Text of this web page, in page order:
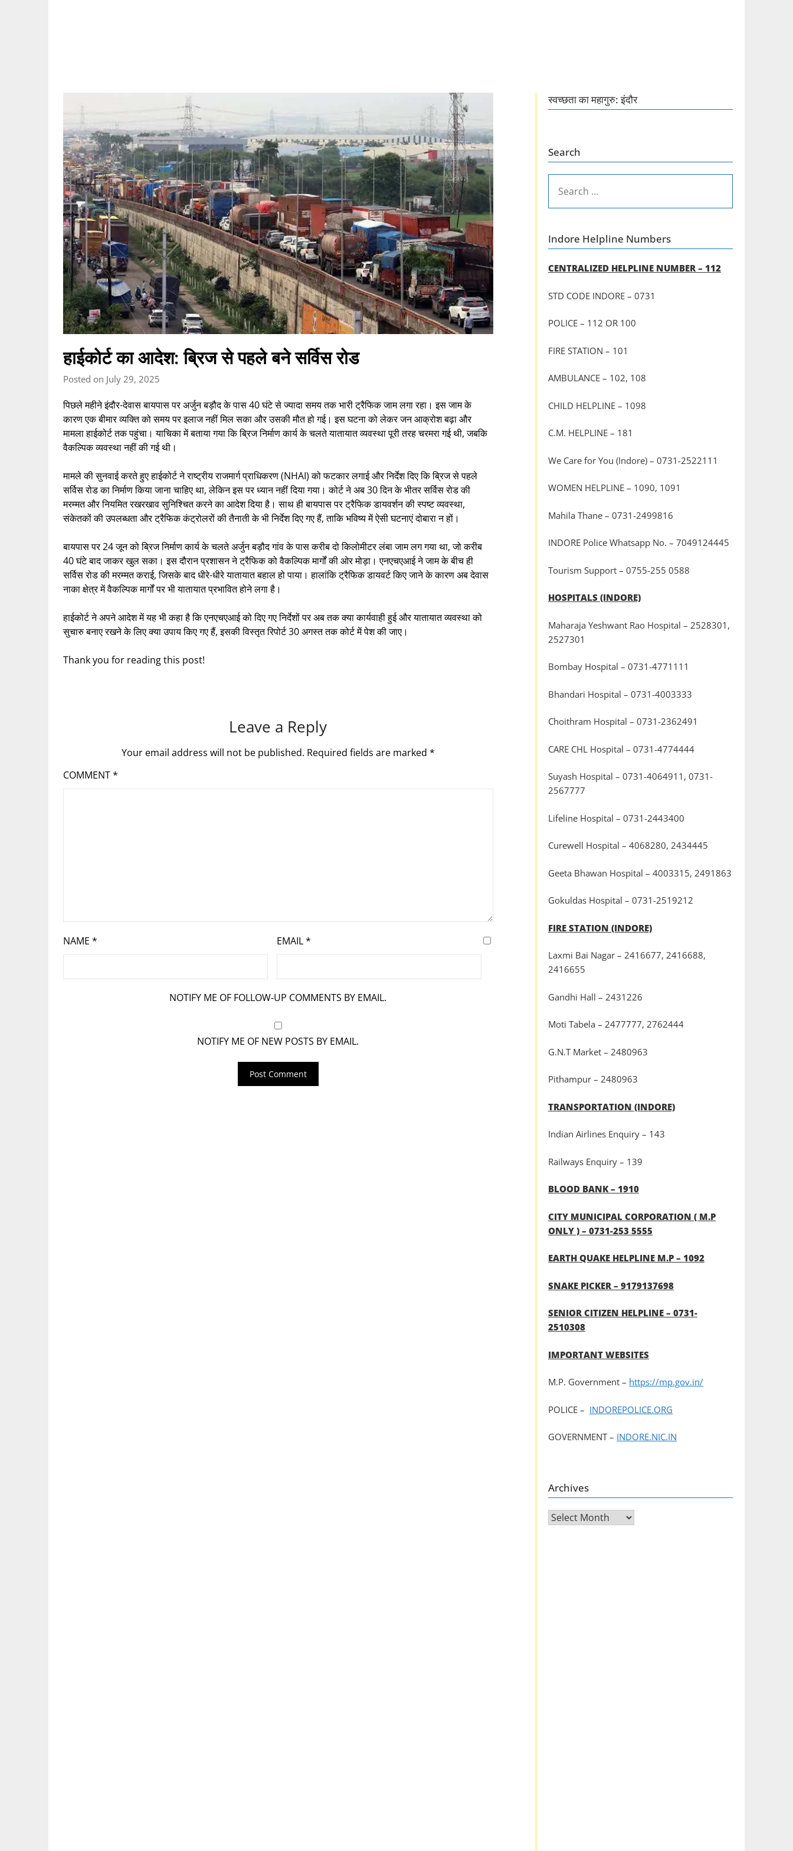
हाईकोर्ट का आदेश: ब्रिज से पहले बने सर्विस रोड
Posted on July 29, 2025
पिछले महीने इंदौर-देवास बायपास पर अर्जुन बड़ौद के पास 40 घंटे से ज्यादा समय तक भारी ट्रैफिक जाम लगा रहा। इस जाम के
कारण एक बीमार व्यक्ति को समय पर इलाज नहीं मिल सका और उसकी मौत हो गई। इस घटना को लेकर जन आक्रोश बढ़ा और
मामला हाईकोर्ट तक पहुंचा। याचिका में बताया गया कि ब्रिज निर्माण कार्य के चलते यातायात व्यवस्था पूरी तरह चरमरा गई थी, जबकि
वैकल्पिक व्यवस्था नहीं की गई थी।
मामले की सुनवाई करते हुए हाईकोर्ट ने राष्ट्रीय राजमार्ग प्राधिकरण (NHAI) को फटकार लगाई और निर्देश दिए कि ब्रिज से पहले
सर्विस रोड का निर्माण किया जाना चाहिए था, लेकिन इस पर ध्यान नहीं दिया गया। कोर्ट ने अब 30 दिन के भीतर सर्विस रोड की
मरम्मत और नियमित रखरखाव सुनिश्चित करने का आदेश दिया है। साथ ही बायपास पर ट्रैफिक डायवर्शन की स्पष्ट व्यवस्था,
संकेतकों की उपलब्धता और ट्रैफिक कंट्रोलरों की तैनाती के भी निर्देश दिए गए हैं, ताकि भविष्य में ऐसी घटनाएं दोबारा न हों।
बायपास पर 24 जून को ब्रिज निर्माण कार्य के चलते अर्जुन बड़ौद गांव के पास करीब दो किलोमीटर लंबा जाम लग गया था, जो करीब
40 घंटे बाद जाकर खुल सका। इस दौरान प्रशासन ने ट्रैफिक को वैकल्पिक मार्गों की ओर मोड़ा। एनएचएआई ने जाम के बीच ही
सर्विस रोड की मरम्मत कराई, जिसके बाद धीरे-धीरे यातायात बहाल हो पाया। हालांकि ट्रैफिक डायवर्ट किए जाने के कारण अब देवास
नाका क्षेत्र में वैकल्पिक मार्गों पर भी यातायात प्रभावित होने लगा है।
हाईकोर्ट ने अपने आदेश में यह भी कहा है कि एनएचएआई को दिए गए निर्देशों पर अब तक क्या कार्यवाही हुई और यातायात व्यवस्था को
सुचारु बनाए रखने के लिए क्या उपाय किए गए हैं, इसकी विस्तृत रिपोर्ट 30 अगस्त तक कोर्ट में पेश की जाए।
Thank you for reading this post!
Leave a Reply
Your email address will not be published. Required fields are marked *
COMMENT*
NAME * EMAIL*
NOTIFY ME OF FOLLOW-UP COMMENTS BY EMAIL.
NOTIFY ME OF NEW POSTS BY EMAIL.
स्वच्छता का महागुरु: इंदौर
Search
FOR:
Indore Helpline Numbers
CENTRALIZED HELPLINE NUMBER – 112
STD CODE INDORE – 0731
POLICE – 112 OR 100
FIRE STATION – 101
AMBULANCE – 102, 108
CHILD HELPLINE – 1098
C.M. HELPLINE – 181
We Care for You (Indore) – 0731-2522111
WOMEN HELPLINE – 1090, 1091
Mahila Thane – 0731-2499816
INDORE Police Whatsapp No. – 7049124445
Tourism Support – 0755-255 0588
HOSPITALS (INDORE)
Maharaja Yeshwant Rao Hospital – 2528301,
2527301
Bombay Hospital – 0731-4771111
Bhandari Hospital – 0731-4003333
Choithram Hospital – 0731-2362491
CARE CHL Hospital – 0731-4774444
Suyash Hospital – 0731-4064911, 0731-
2567777
Lifeline Hospital – 0731-2443400
Curewell Hospital – 4068280, 2434445
Geeta Bhawan Hospital – 4003315, 2491863
Gokuldas Hospital – 0731-2519212
FIRE STATION (INDORE)
Laxmi Bai Nagar – 2416677, 2416688,
2416655
Gandhi Hall – 2431226
Moti Tabela – 2477777, 2762444
G.N.T Market – 2480963
Pithampur – 2480963
TRANSPORTATION (INDORE)
Indian Airlines Enquiry – 143
Railways Enquiry – 139
BLOOD BANK – 1910
CITY MUNICIPAL CORPORATION ( M.P
ONLY ) – 0731-253 5555
EARTH QUAKE HELPLINE M.P – 1092
SNAKE PICKER – 9179137698
SENIOR CITIZEN HELPLINE – 0731-
2510308
IMPORTANT WEBSITES
M.P. Government – https://mp.gov.in/
POLICE – INDOREPOLICE.ORG
GOVERNMENT – INDORE.NIC.IN
Archives
Archives